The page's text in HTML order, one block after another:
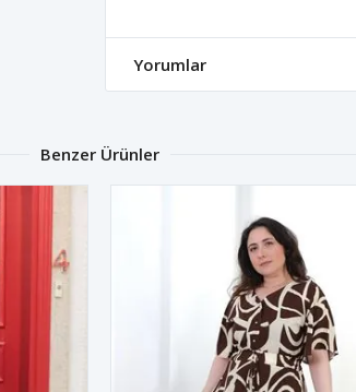
Yorumlar
Benzer Ürünler